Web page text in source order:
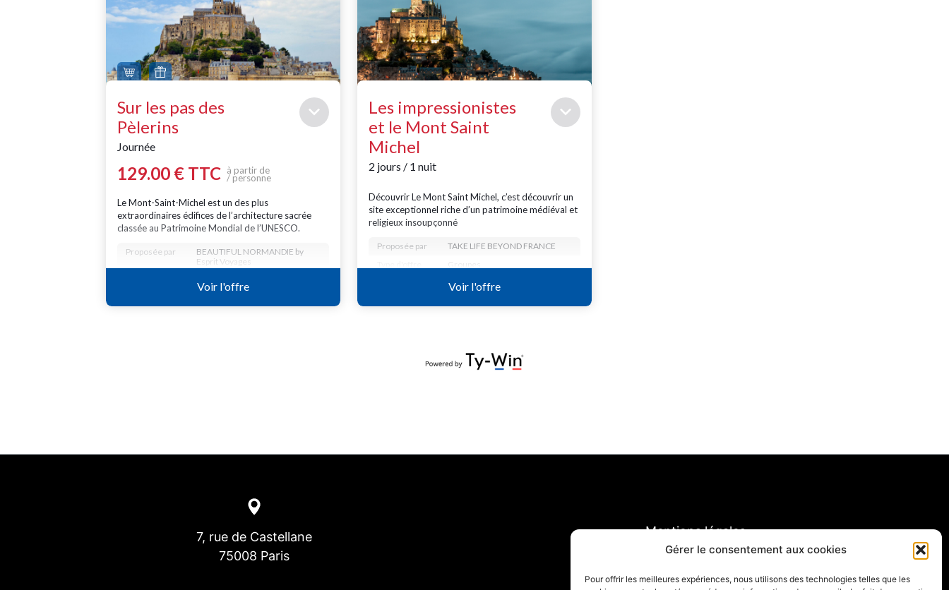
Gérer le consentement aux cookies
Pour offrir les meilleures expériences, nous utilisons des technologies telles que les
7, rue de Castellane
75008 Paris
Mentions légales
Confidentialité et Cookies